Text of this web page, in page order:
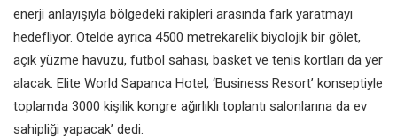
enerji anlayışıyla bölgedeki rakipleri arasında fark yaratmayı
hedefliyor. Otelde ayrıca 4500 metrekarelik biyolojik bir gölet,
açık yüzme havuzu, futbol sahası, basket ve tenis kortları da yer
alacak. Elite World Sapanca Hotel, ‘Business Resort’ konseptiyle
toplamda 3000 kişilik kongre ağırlıklı toplantı salonlarına da ev
sahipliği yapacak’ dedi.